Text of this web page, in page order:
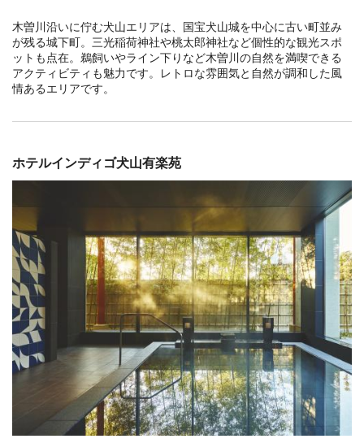
木曽川沿いに佇む犬山エリアは、国宝犬山城を中心に古い町並み
が残る城下町。三光稲荷神社や桃太郎神社など個性的な観光スポ
ットも点在。鵜飼いやライン下りなど木曽川の自然を満喫できる
アクティビティも魅力です。レトロな雰囲気と自然が調和した風
情あるエリアです。
ホテルインディゴ犬山有楽苑